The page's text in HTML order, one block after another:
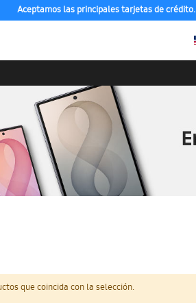
Aceptamos las principales tarjetas de crédito.
que coincida con la selección.